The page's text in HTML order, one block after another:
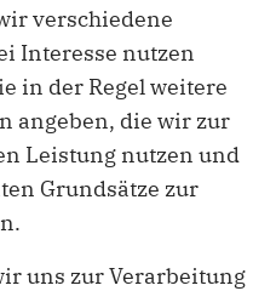
verschiedene
Interesse nutzen
in der Regel weitere
angeben, die wir zur
Leistung nutzen und
Grundsätze zur
uns zur Verarbeitung